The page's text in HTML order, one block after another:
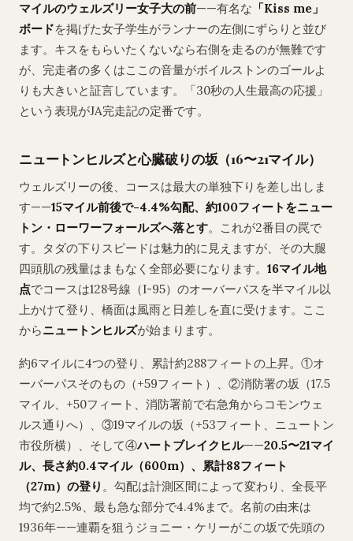
マイルのウェルズリー女子大の前——有名な 「Kiss me」
ボードを掲げた女子学生がランナーの左側にずらりと並び
ます。キスをもらいたくないなら右側を走るのが無難です
が、完走者の多くはここの音量がボイルストンのゴールよ
りも大きいと証言しています。「30秒の人生最高の応援」
という表現がJA完走記の定番です。
ニュートンヒルズと心臓破りの坂（16〜21マイル）
ウェルズリーの後、コースは最大の単独下りを差し出しま
す——15マイル前後で-4.4%勾配、約100フィートをニュー
トン・ローワーフォールズへ落とす。これが2番目の罠で
す。タダの下りスピードは魅力的に見えますが、その大腿
四頭肌の残量はまもなく全部必要になります。 16マイル地
点でコースは128号線（I-95）のオーバーパスを半マイル以
上かけて登り、橋面は風雨と日差しを直に受けます。ここ
からニュートンヒルズが始まります。
約6マイルに4つの登り、累計約288フィートの上昇。①オ
ーバーパスそのもの（+59フィート）、②消防署の坂（17.5
マイル、+50フィート、消防署前で右急角からコモンウェ
ルス通りへ）、③19マイルの坂（+53フィート、ニュートン
市役所横）、そして④ハートブレイクヒル——20.5〜21マイ
ル、長さ約0.4マイル（600m）、累計88フィート
（27m）の登り 。勾配は計測区間によって変わり、全長平
均で約2.5%、最も急な部分で4.4%まで。名前の由来は
1936年——連覇を狙うジョニー・ケリーがこの坂で先頭の